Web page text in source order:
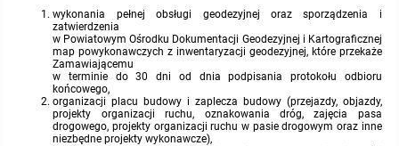
Protokoły z posiedzeń sesji 2010
Dyżury Przewodniczącego Rady Gminy
Sprawozdanie okresowe z realizacji programu ochrony powietrza
Informacja z otwarcia ofert
Plan Postępowań
Informacje o wyborze ofert
Obowiązujące
W trakcie opracowania
Miejscowe plany zagospodarowania przestrzennego
Obowiązujące
W trakcie opracowania
Plan ogólny gminy
Obowiązujący
W trakcie opracowania
Formularze dotyczące aktów planowania przestrzennego
Wnioski o sporządzenie lub zmianę planów ogólnych lub planów
Archiwum BIP
OGŁOSZENIA
Taryfy dla zbiorowego zaopatrzenia w wodę i zbiorowego odprowadzania
ścieków dla Gminy Lasowice Wielkie
Ochrona danych osobowych
wykonania pełnej obsługi geodezyjnej oraz sporządzenia i
zatwierdzenia
w Powiatowym Ośrodku Dokumentacji Geodezyjnej i Kartograficznej
map powykonawczych z inwentaryzacji geodezyjnej, które przekaże
Zamawiającemu
w terminie do 30 dni od dnia podpisania protokołu odbioru
końcowego,
organizacji placu budowy i zaplecza budowy (przejazdy, objazdy,
projekty organizacji ruchu, oznakowania dróg, zajęcia pasa
drogowego, projekty organizacji ruchu w pasie drogowym oraz inne
niezbędne projekty wykonawcze),